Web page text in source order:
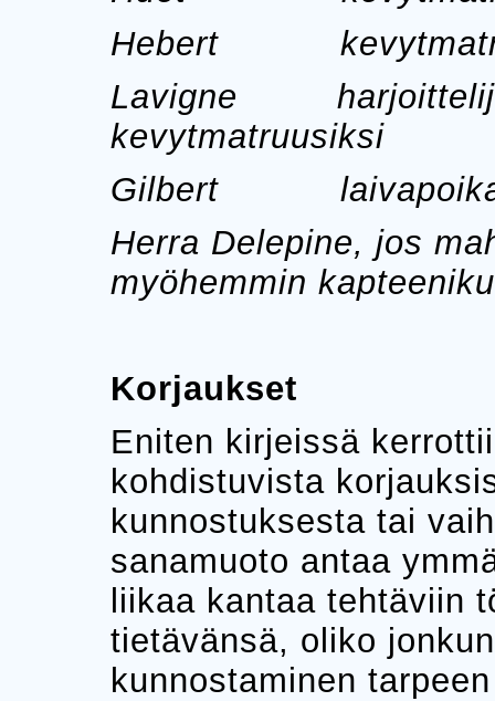
Hebert
Lavigne harjoittelija,
kevytmatruusiksi
Gilbert
Herra Delepine, jos
myöhemmin
Korjaukset
Eniten kirjeissä
kohdistuvista
kunnostuksesta tai
sanamuoto antaa
liikaa kantaa tehtäviin
tietävänsä, oliko
kunnostaminen